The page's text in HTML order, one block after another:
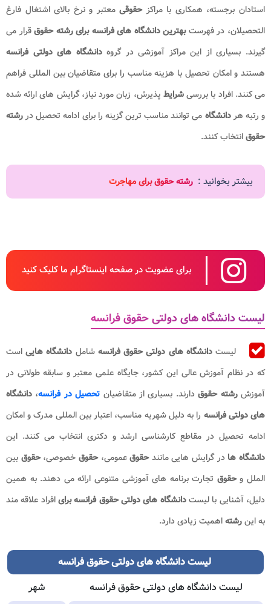
استادان برجسته، همکاری با مراکزحقوقیمعتبر و نرخ بالای اشتغال فارغ
التحصیلان، در فهرستبهترین دانشگاه های فرانسه برای رشته حقوققرار می
گیرند. بسیاری از این مراکز آموزشی در گروهدانشگاه های دولتی فرانسه
هستند و امکان تحصیل با هزینه مناسب را برای متقاضیان بین المللی فراهم
می کنند. افراد با بررسیشرایط پذیرش، زبان مورد نیاز، گرایش های ارائه شده
و رتبه هردانشگاه می توانند مناسب ترین گزینه را برای ادامه تحصیل دررشته
حقوقانتخاب کنند.
بیشتر بخوانید : رشته حقوق برای مهاجرت
برای عضویت در صفحه اینستاگرام ما کلیک کنید
لیست دانشگاه های دولتی حقوق فرانسه
لیستدانشگاه های دولتی حقوق فرانسهشامل دانشگاه هایی است
که در نظام آموزش عالی این کشور، جایگاه علمی معتبر و سابقه طولانی در
آموزشرشته حقوقدارند. بسیاری از متقاضیان تحصیل در فرانسه، دانشگاه
های دولتی فرانسه را به دلیل شهریه مناسب، اعتبار بین المللی مدرک و امکان
ادامه تحصیل در مقاطع کارشناسی ارشد و دکتری انتخاب می کنند. این
دانشگاه هادر گرایش هایی مانندحقوقعمومی،حقوق خصوصی،حقوق بین
الملل وحقوق تجارت برنامه های آموزشی متنوعی ارائه می دهند. به همین
دلیل، آشنایی با لیستدانشگاه های دولتی حقوق فرانسه برایافراد علاقه مند
به اینرشتهاهمیت زیادی دارد.
لیست دانشگاه های دولتی حقوق فرانسه
لیست دانشگاه های دولتی حقوق فرانسه
شهر